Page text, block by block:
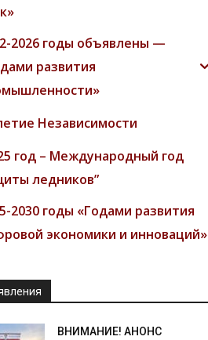
2026 годы объявлены —
развития
Независимости
год – Международный год
ледников”
2030 годы «Годами развития
экономики и инноваций»
ВНИМАНИЕ! АНОНС